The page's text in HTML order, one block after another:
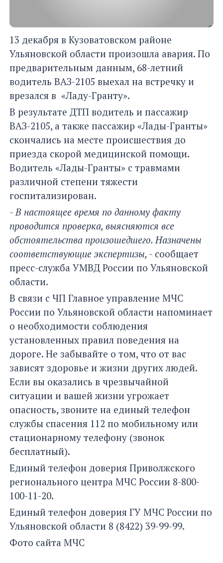
13 декабря в Кузоватовском районе
Ульяновской области произошла авария. По
предварительным данным, 68-летний
водитель ВАЗ-2105 выехал на встречку и
врезался в «Ладу-Гранту».
В результате ДТП водитель и пассажир
ВАЗ-2105, а также пассажир «Лады-Гранты»
скончались на месте происшествия до
приезда скорой медицинской помощи.
Водитель «Лады-Гранты» с травмами
различной степени тяжести
госпитализирован.
- В настоящее время по данному факту
проводится проверка, выясняются все
обстоятельства произошедшего. Назначены
соответствующие экспертизы, - сообщает
пресс-служба УМВД России по Ульяновской
области.
В связи с ЧП Главное управление МЧС
России по Ульяновской области напоминает
о необходимости соблюдения
установленных правил поведения на
дороге. Не забывайте о том, что от вас
зависят здоровье и жизни других людей.
Если вы оказались в чрезвычайной
ситуации и вашей жизни угрожает
опасность, звоните на единый телефон
службы спасения 112 по мобильному или
стационарному телефону (звонок
бесплатный).
Единый телефон доверия Приволжского
регионального центра МЧС России 8-800-
100-11-20.
Единый телефон доверия ГУ МЧС России по
Ульяновской области 8 (8422) 39-99-99.
Фото сайта МЧС